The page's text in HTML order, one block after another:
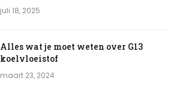
juli 18, 2025
Alles wat je moet weten over G13
koelvloeistof
maart 23, 2024